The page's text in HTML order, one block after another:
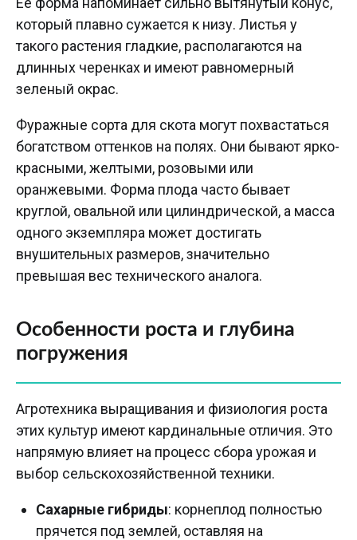
который плавно сужается к низу. Листья у
такого растения гладкие, располагаются на
длинных черенках и имеют равномерный
зеленый окрас.
Фуражные сорта для скота могут похвастаться
богатством оттенков на полях. Они бывают ярко-
красными, желтыми, розовыми или
оранжевыми. Форма плода часто бывает
круглой, овальной или цилиндрической, а масса
одного экземпляра может достигать
внушительных размеров, значительно
превышая вес технического аналога.
Особенности роста и глубина
погружения
Агротехника выращивания и физиология роста
этих культур имеют кардинальные отличия. Это
напрямую влияет на процесс сбора урожая и
выбор сельскохозяйственной техники.
Сахарные гибриды: корнеплод полностью
прячется под землей, оставляя на